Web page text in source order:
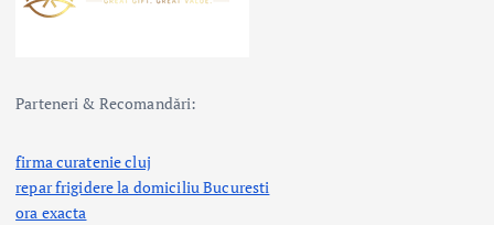
Parteneri & Recomandări:
firma curatenie cluj
repar frigidere la domiciliu Bucuresti
ora exacta